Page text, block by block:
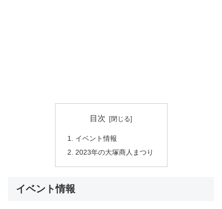
目次
イベント情報
2023年の大塚商人まつり
イベント情報